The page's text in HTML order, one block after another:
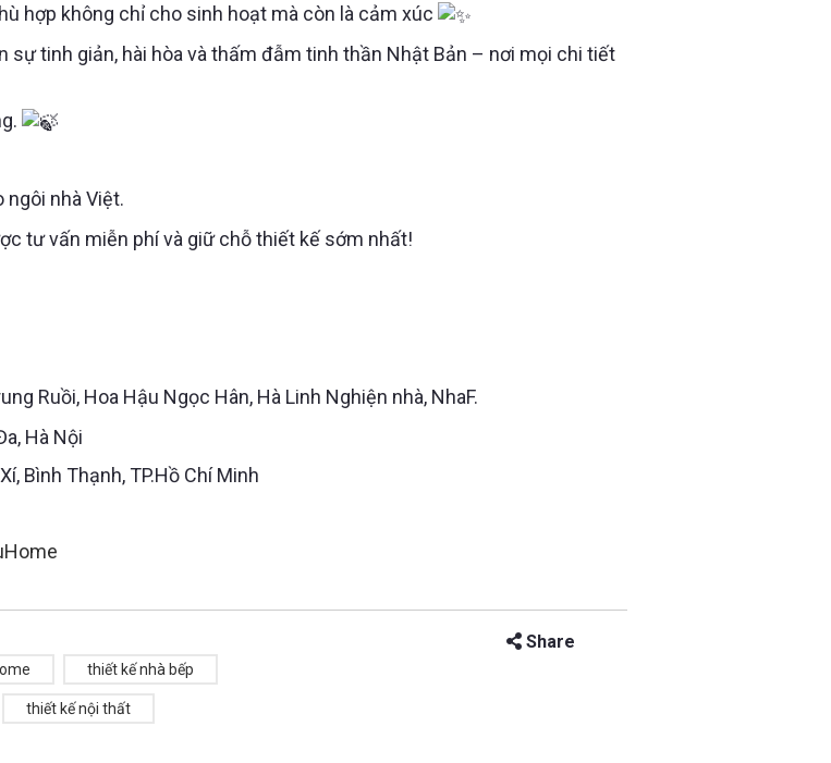
hợp không chỉ cho sinh hoạt mà còn là cảm xúc
sự tinh giản, hài hòa và thấm đẫm tinh thần Nhật Bản – nơi mọi chi tiết
ngôi nhà Việt.
tư vấn miễn phí và giữ chỗ thiết kế sớm nhất!
Ruồi, Hoa Hậu Ngọc Hân, Hà Linh Nghiện nhà, NhaF.
Hà Nội
Bình Thạnh, TP.Hồ Chí Minh
thiết kế nhà bếp
thiết kế nội thất
Share